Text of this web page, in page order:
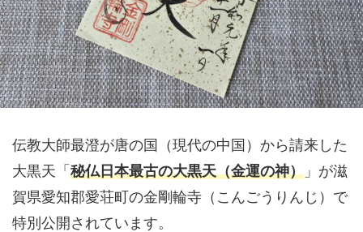
伝教大師最澄が唐の国（現代の中国）から請来した
大黒天「 秘仏日本最古の大黒天（金運の神） 」が滋
賀県愛知郡愛荘町の金剛輪寺（こんごうりんじ）で
特別公開されています。